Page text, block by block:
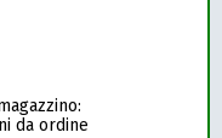
da ordine